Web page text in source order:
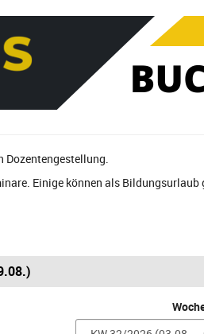
Dozentengestellung.
Einige können als